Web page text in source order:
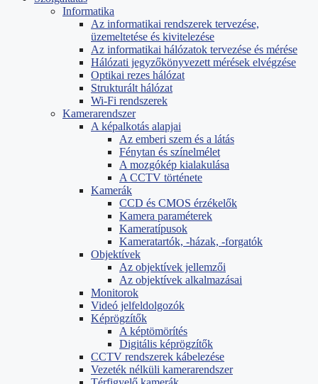
Informatika
Az informatikai rendszerek tervezése,
üzemeltetése és kivitelezése
Az informatikai hálózatok tervezése és mérése
Hálózati jegyzőkönyvezett mérések elvégzése
Optikai rezes hálózat
Strukturált hálózat
Wi-Fi rendszerek
Kamerarendszer
A képalkotás alapjai
Az emberi szem és a látás
Fénytan és színelmélet
A mozgókép kialakulása
A CCTV története
Kamerák
CCD és CMOS érzékelők
Kamera paraméterek
Kameratípusok
Kameratartók, -házak, -forgatók
Objektívek
Az objektívek jellemzői
Az objektívek alkalmazásai
Monitorok
Videó jelfeldolgozók
Képrögzítők
A képtömörítés
Digitális képrögzítők
CCTV rendszerek kábelezése
Vezeték nélküli kamerarendszer